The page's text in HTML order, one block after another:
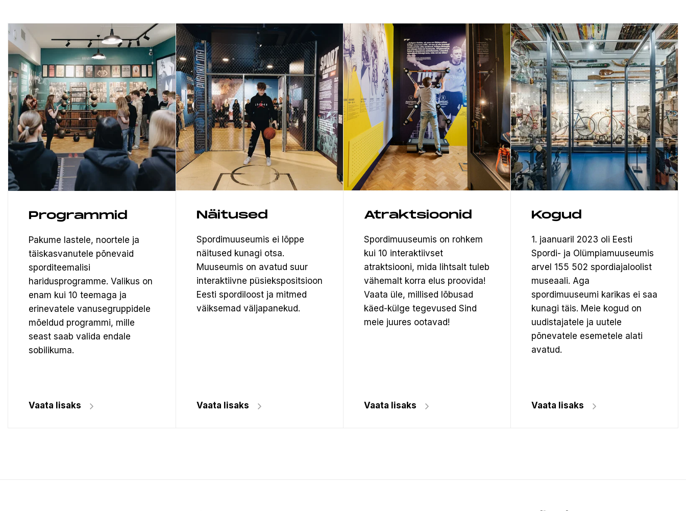
Programmid
Pakume lastele, noortele ja
täiskasvanutele põnevaid
sporditeemalisi
haridusprogramme. Valikus on
enam kui 10 teemaga ja
erinevatele vanusegruppidele
mõeldud programmi, mille
seast saab valida endale
sobilikuma.
Vaata lisaks
Näitused
Spordimuuseumis ei lõppe
näitused kunagi otsa.
Muuseumis on avatud suur
interaktiivne püsiekspositsioon
Eesti spordiloost ja mitmed
väiksemad väljapanekud.
Vaata lisaks
Atraktsioonid
Spordimuuseumis on rohkem
kui 10 interaktiivset
atraktsiooni, mida lihtsalt tuleb
vähemalt korra elus proovida!
Vaata üle, millised lõbusad
käed-külge tegevused Sind
meie juures ootavad!
Vaata lisaks
Kogud
1. jaanuaril 2023 oli Eesti
Spordi- ja Olümpiamuuseumis
arvel 155 502 spordiajaloolist
museaali. Aga
spordimuuseumi karikas ei saa
kunagi täis. Meie kogud on
uudistajatele ja uutele
põnevatele esemetele alati
avatud.
Vaata lisaks